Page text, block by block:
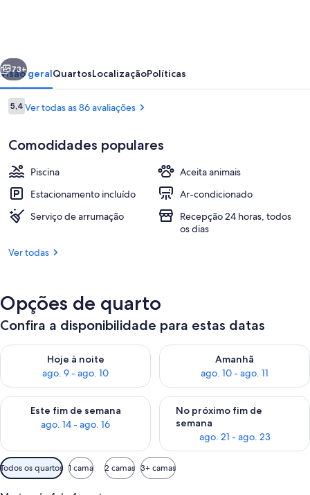
Perto da praia
Próximo
73+
Visão geralQuartosLocalizaçãoPolíticas
Avaliações
5,45,4 de 10
Ver todas as 86 avaliações
Comodidades populares
Piscina
Aceita animais
Estacionamento incluído
Ar-condicionado
Serviço de arrumação
Recepção 24 horas, todos
os dias
Ver todas
Opções de quarto
Confira a disponibilidade para estas datas
Hoje à noite
ago. 9 - ago. 10
Verifica a disponibilidade para esta noite, ago. 9 - ago. 10
Amanhã
ago. 10 - ago. 11
Verifica a disponibilidade
Este fim de semana
ago. 14 - ago. 16
Verifica a disponibilidade para este fim de semana, ago. 14 -
No próximo fim de
semana
ago. 21 - ago. 23
Verifica a disponibilidade
Filtros
disponíveis
Todos os quartos 1 cama 2 camas 3+ camas